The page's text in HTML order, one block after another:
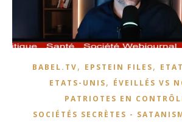
BABEL.TV, EPSTEIN FILES,
ETATS-UNIS, ÉVEILLÉS VS
PATRIOTES EN
SOCIÉTÉS SECRÈTES -